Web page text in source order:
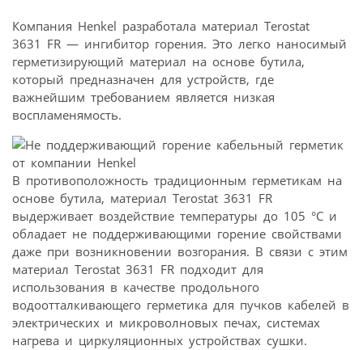
Компания Henkel разработала материал Terostat
3631 FR — ингибитор горения. Это легко наносимый
герметизирующий материал на основе бутила,
который предназначен для устройств, где
важнейшим требованием является низкая
воспламенямость.
В противоположность традиционным герметикам на
основе бутила, материал Terostat 3631 FR
выдерживает воздействие температуры до 105 °C и
обладает не поддерживающими горение свойствами
даже при возникновении возгорания. В связи с этим
материал Terostat 3631 FR подходит для
использования в качестве продольного
водоотталкивающего герметика для пучков кабелей в
электрических и микроволновых печах, системах
нагрева и циркуляционных устройствах сушки.